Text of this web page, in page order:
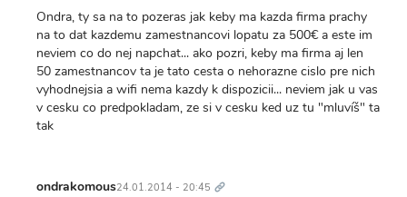
Ondra, ty sa na to pozeras jak keby ma kazda firma prachy
na to dat kazdemu zamestnancovi lopatu za 500€ a este im
neviem co do nej napchat... ako pozri, keby ma firma aj len
50 zamestnancov ta je tato cesta o nehorazne cislo pre nich
vyhodnejsia a wifi nema kazdy k dispozicii... neviem jak u vas
v cesku co predpokladam, ze si v cesku ked uz tu "mluvíš" ta
tak
ondrakomous24.01.2014 - 20:45 odkaz